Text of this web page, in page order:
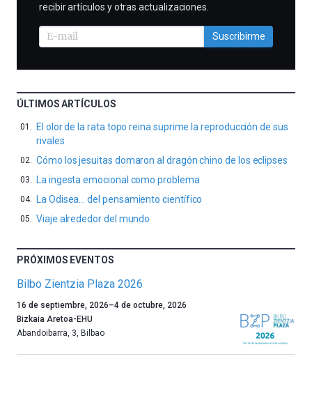
recibir artículos y otras actualizaciones.
Suscribirme
ÚLTIMOS ARTÍCULOS
El olor de la rata topo reina suprime la reproducción de sus
rivales
Cómo los jesuitas domaron al dragón chino de los eclipses
La ingesta emocional como problema
La Odisea… del pensamiento científico
Viaje alrededor del mundo
PRÓXIMOS EVENTOS
Bilbo Zientzia Plaza 2026
Un
año
más,
16 de septiembre, 2026–4 de octubre, 2026
Bizkaia Aretoa-EHU
Abandoibarra, 3, Bilbao